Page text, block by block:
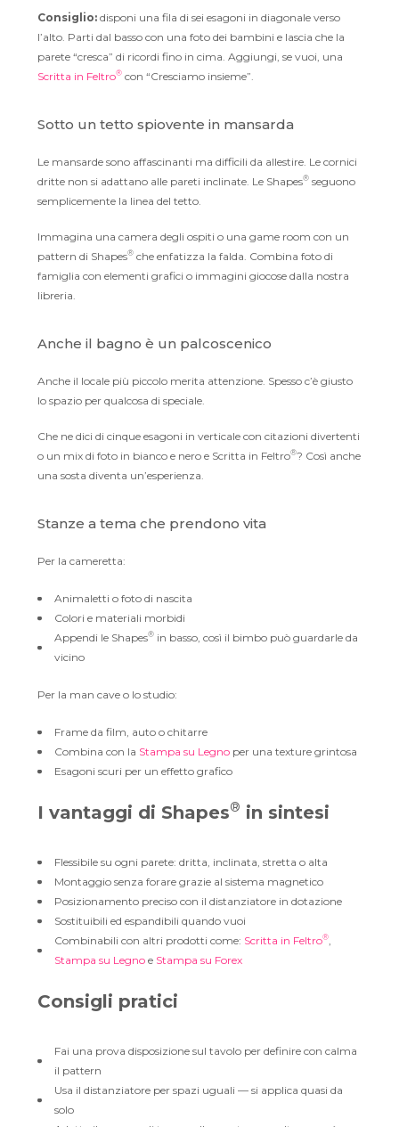
Consiglio: disponi una fila di sei esagoni in diagonale verso
l’alto. Parti dal basso con una foto dei bambini e lascia che la
parete “cresca” di ricordi fino in cima. Aggiungi, se vuoi, una
Scritta in Feltro® con “Cresciamo insieme”.
Sotto un tetto spiovente in mansarda
Le mansarde sono affascinanti ma difficili da allestire. Le cornici
dritte non si adattano alle pareti inclinate. Le Shapes® seguono
semplicemente la linea del tetto.
Immagina una camera degli ospiti o una game room con un
pattern di Shapes® che enfatizza la falda. Combina foto di
famiglia con elementi grafici o immagini giocose dalla nostra
libreria.
Anche il bagno è un palcoscenico
Anche il locale più piccolo merita attenzione. Spesso c’è giusto
lo spazio per qualcosa di speciale.
Che ne dici di cinque esagoni in verticale con citazioni divertenti
o un mix di foto in bianco e nero e Scritta in Feltro®? Così anche
una sosta diventa un’esperienza.
Stanze a tema che prendono vita
Per la cameretta:
Animaletti o foto di nascita
Colori e materiali morbidi
Appendi le Shapes® in basso, così il bimbo può guardarle da
vicino
Per la man cave o lo studio:
Frame da film, auto o chitarre
Combina con la Stampa su Legno per una texture grintosa
Esagoni scuri per un effetto grafico
I vantaggi di Shapes® in sintesi
Flessibile su ogni parete: dritta, inclinata, stretta o alta
Montaggio senza forare grazie al sistema magnetico
Posizionamento preciso con il distanziatore in dotazione
Sostituibili ed espandibili quando vuoi
Combinabili con altri prodotti come: Scritta in Feltro®,
Stampa su Legno e Stampa su Forex
Consigli pratici
Fai una prova disposizione sul tavolo per definire con calma
il pattern
Usa il distanziatore per spazi uguali — si applica quasi da
solo